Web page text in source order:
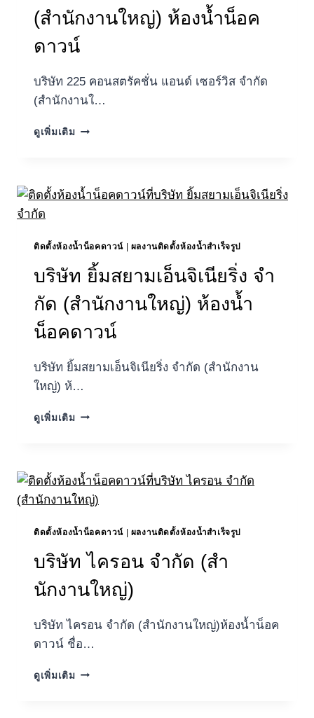
(สำนักงานใหญ่) ห้องน้ำน็อค
ดาวน์
บริษัท 225 คอนสตรัคชั่น แอนด์ เซอร์วิส จำกัด
(สำนักงานใ…
ดูเพิ่มเติมบริษัท
แอนด์
เซอร์วิส
ใหญ่)
ห้องน้ำ
น็อค
ติดตั้งห้องน้ำน็อคดาวน์| ผลงานติดตั้งห้องน้ำสำเร็จรูป
บริษัท ยิ้มสยามเอ็นจิเนียริ่ง จํา
กัด (สํานักงานใหญ่) ห้องน้ำ
น็อคดาวน์
บริษัท ยิ้มสยามเอ็นจิเนียริ่ง จํากัด (สํานักงาน
ใหญ่) ห้…
ดูเพิ่มเติมบริษัท
เนีย
ริ่ง
จํา
(สํา
ใหญ่)
น็อค
ติดตั้งห้องน้ำน็อคดาวน์| ผลงานติดตั้งห้องน้ำสำเร็จรูป
บริษัท ไครอน จำกัด (สํา
นักงานใหญ่)
บริษัท ไครอน จำกัด (สํานักงานใหญ่)ห้องน้ำน็อค
ดาวน์ ชื่อ…
ดูเพิ่มเติมบริษัท